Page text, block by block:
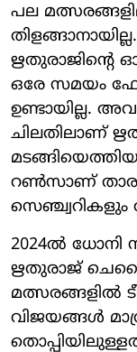
പല
ഋതുരാജിന്റെ
ഒരേ സമയം
ഉണ്ടായില്ല.
ചിലതിലാണ്
റൺസാണ്
സെഞ്ച്വറികളും
2024ൽ ധോനി
ഋതുരാജ്
മത്സരങ്ങളിൽ
വിജയങ്ങൾ